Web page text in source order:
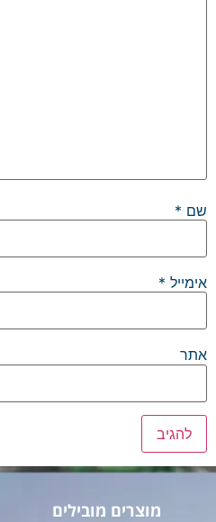
שם *
אימייל *
אתר
מוצרים מובילים